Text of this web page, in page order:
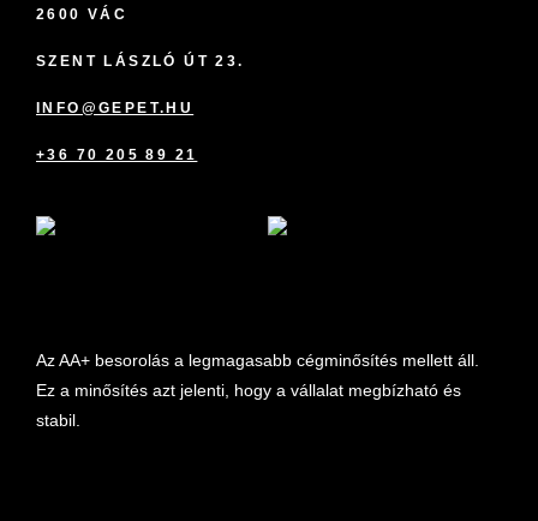
2600 VÁC
SZENT LÁSZLÓ ÚT 23.
INFO@GEPET.HU
+36 70 205 89 21
Az AA+ besorolás a legmagasabb cégminősítés mellett áll.
Ez a minősítés azt jelenti, hogy a vállalat megbízható és
stabil.